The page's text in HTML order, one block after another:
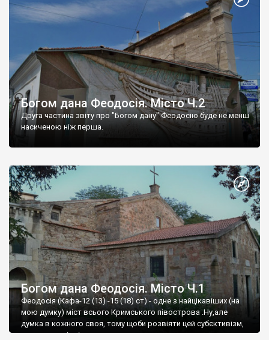
Богом дана Феодосія. Місто Ч.2
Друга частина звіту про "Богом дану" Феодосію буде не менш
насиченою ніж перша.
Богом дана Феодосія. Місто Ч.1
Феодосія (Кафа-12 (13) -15 (18) ст) - одне з найцікавіших (на
мою думку) міст всього Кримського півострова .Ну,але
думка в кожного своя, тому щоби розвіяти цей субєктивізм,
запрошую відвідати це